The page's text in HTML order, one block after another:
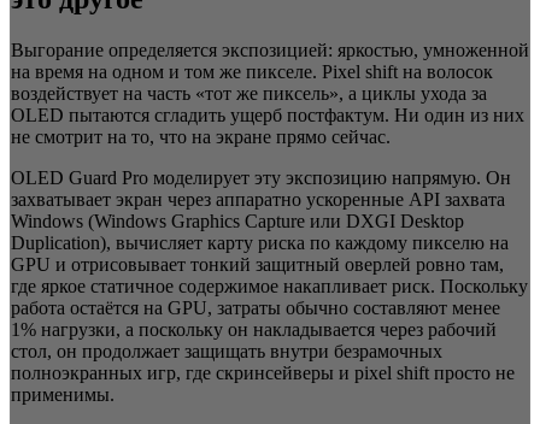
Выгорание определяется экспозицией: яркостью, умноженной
на время на одном и том же пикселе. Pixel shift на волосок
воздействует на часть «тот же пиксель», а циклы ухода за
OLED пытаются сгладить ущерб постфактум. Ни один из них
не смотрит на то, что на экране прямо сейчас.
OLED Guard Pro моделирует эту экспозицию напрямую. Он
захватывает экран через аппаратно ускоренные API захвата
Windows (Windows Graphics Capture или DXGI Desktop
Duplication), вычисляет карту риска по каждому пикселю на
GPU и отрисовывает тонкий защитный оверлей ровно там,
где яркое статичное содержимое накапливает риск. Поскольку
работа остаётся на GPU, затраты обычно составляют менее
1% нагрузки, а поскольку он накладывается через рабочий
стол, он продолжает защищать внутри безрамочных
полноэкранных игр, где скринсейверы и pixel shift просто не
применимы.